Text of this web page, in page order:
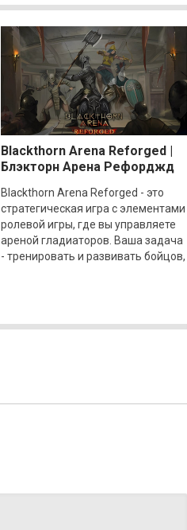
Blackthorn Arena Reforged |
Блэкторн Арена Рефорджд
Blackthorn Arena Reforged - это
стратегическая игра с элементами
ролевой игры, где вы управляете
ареной гладиаторов. Ваша задача
- тренировать и развивать бойцов,